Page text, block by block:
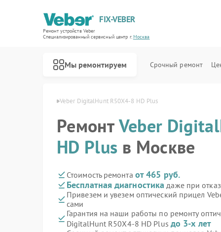
FIX-VEBER
Ремонт устройств Veber
Специализированный cервисный центр г.Москва
Мы ремонтируем Срочный ремонт
прицел Veber Veber DigitalHunt R50X4-8 HD Plus
РемонтVeber
HD Plus в Москве
Стоимость ремонта от 465 руб.
Бесплатная диагностика даже при
Привезем и увезем оптический прицел
сами
Гарантия на наши работы по ремонту
DigitalHunt R50X4-8 HD Plus до 3-х лет